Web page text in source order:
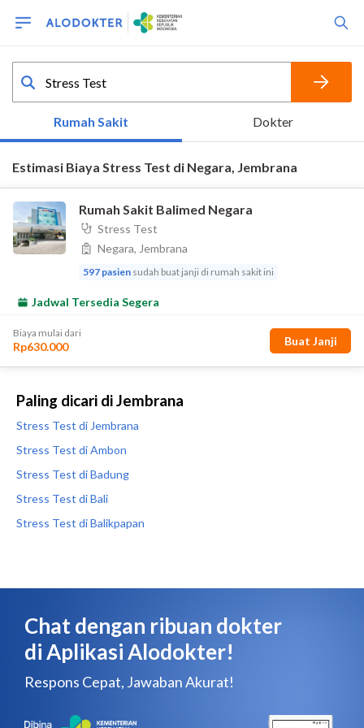
Paling dicari di Jembrana
Stress Test di Jembrana
Stress Test di Ambon
Stress Test di Badung
Stress Test di Bali
Stress Test di Balikpapan